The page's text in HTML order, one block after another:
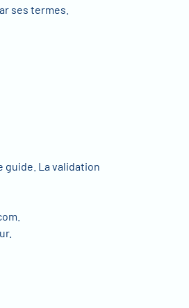
ses termes.
guide. La validation